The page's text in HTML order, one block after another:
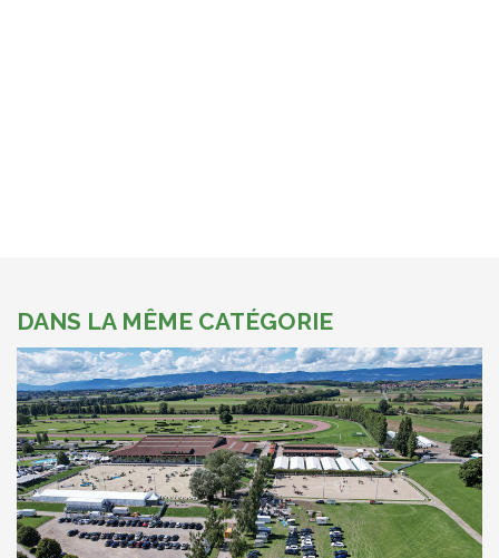
DANS LA MÊME CATÉGORIE